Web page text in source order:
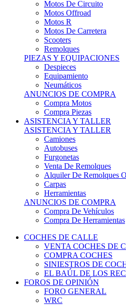
Motos R
Motos De Carretera
Scooters
Remolques
PIEZAS Y EQUIPACIONES
Despieces
Equipamiento
Neumáticos
ANUNCIOS DE COMPRA
Compra Motos
Compra Piezas
ASISTENCIA Y TALLER
ASISTENCIA Y TALLER
Camiones
Autobuses
Furgonetas
Venta De Remolques
Alquiler De Remolques O
Carpas
Herramientas
ANUNCIOS DE COMPRA
Compra De Vehículos
Compra De Herramientas
COCHES DE CALLE
VENTA COCHES DE
COMPRA COCHES
SINIESTROS DE
EL BAÚL DE LOS
FOROS DE OPINIÓN
FORO GENERAL
WRC
ERC